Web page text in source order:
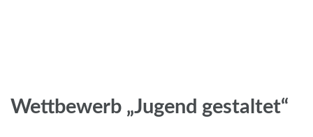
Wettbewerb „Jugend gestaltet“